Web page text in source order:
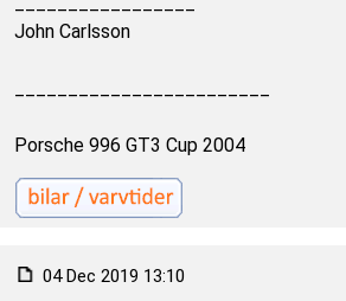
John Carlsson
Porsche 996 GT3 Cup 2004
04 Dec 2019 13:10